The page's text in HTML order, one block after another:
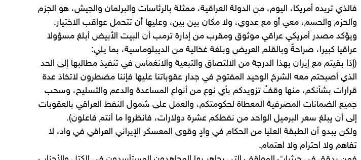
فالذي تريده أمريكا، اليوم، من الدولة العراقية، ممثلة بالرئاسات والبرلمان والجيش، هو الجزم
والحزم والحسم، معي أو مع عدوي، ولا مكان بين بين، وعليها أن تتحمل عواقب الاختيار.
ويؤكد مصدر أمريكي عراقي موثوق ومقرب من إدارة ترمب أن البيت الأبيض أبلغ مسؤولا
عراقيا كبيرا، صراحةً وبالقلم العريض وبلغة غخالية من الديبلوماسية، بما يلي:
(إذا بقيتم مع إيران بهذا الدرجة من الالتصاق والتبعية والانغماس في تنفيذ مطالبها إلى الحد
الذي أصبحتم معه الشرخ الوحيد المفتوح في جدار عقوباتنا عليها فإننا مضطرون لاتخاذ عدة
قرارات بشأنكم، منها وقفُ تزويدكم بأي نوع من أنواع المساعدة والدعم والتسليح، وسحب
جميع الضمانات المصرفية المعطاة لحكومتكم، والعمل على شمول النفط العراقي بالعقوبات
إلى أن يبلغ سعر البرميل الواحد من نفطكم عشرة دولارات، فانظروا ما أنتم فاعلون).
ولكن يبدو أن الطبقة العليا من الحكام في وادٍ وقوى المعسكر الإيراني العراقي في واد، لا
تفاهم ولا احترام ولا اهتمام.